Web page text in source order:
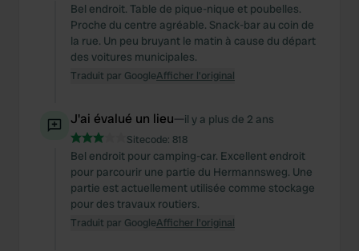
Bel endroit. Table de pique-nique et poubelles.
Proche du centre agréable. Snack-bar au coin de
la rue. Un peu bruyant le matin à cause du départ
des voitures municipales.
Traduit par GoogleAfficher l'original
J'ai évalué un lieu—il y a plus de 2 ans
Sitecode: 818
Bel endroit pour camping-car. Excellent endroit
pour parcourir une partie du Hermannsweg. Une
partie est actuellement utilisée comme stockage
pour des travaux routiers.
Traduit par GoogleAfficher l'original